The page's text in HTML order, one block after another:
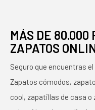
MÁS DE 80.000
ZAPATOS
Seguro que encuentras
Zapatos cómodos,
cool, zapatillas de casa o